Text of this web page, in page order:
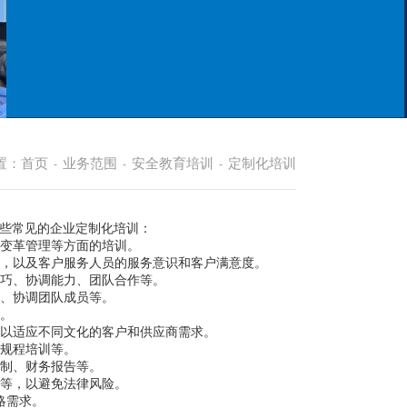
： 首页 - 业务范围 - 安全教育培训 - 定制化培训
常见的企业定制化培训：
革管理等方面的培训。
及客户服务人员的服务意识和客户满意度。
、协调能力、团队合作等。
协调团队成员等。
适应不同文化的客户和供应商需求。
程培训等。
、财务报告等。
，以避免法律风险。
求。